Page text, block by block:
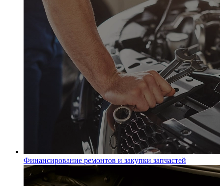
Финансирование ремонтов и закупки запчастей